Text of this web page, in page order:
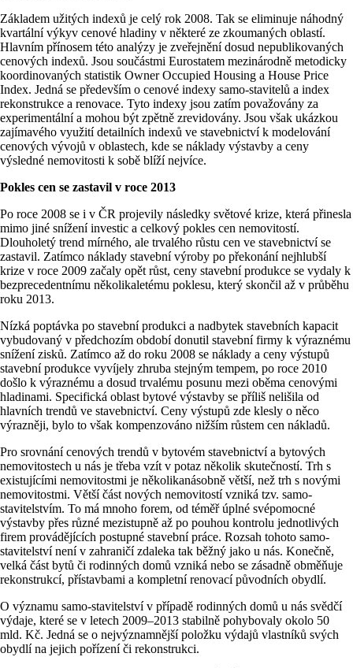
Základem užitých indexů je celý rok 2008. Tak se eliminuje náhodný
kvartální výkyv cenové hladiny v některé ze zkoumaných oblastí.
Hlavním přínosem této analýzy je zveřejnění dosud nepublikovaných
cenových indexů. Jsou součástmi Eurostatem mezinárodně metodicky
koordinovaných statistik Owner Occupied Housing a House Price
Index. Jedná se především o cenové indexy samo-stavitelů a index
rekonstrukce a renovace. Tyto indexy jsou zatím považovány za
experimentální a mohou být zpětně zrevidovány. Jsou však ukázkou
zajímavého využití detailních indexů ve stavebnictví k modelování
cenových vývojů v oblastech, kde se náklady výstavby a ceny
výsledné nemovitosti k sobě blíží nejvíce.
Pokles cen se zastavil v roce 2013
Po roce 2008 se i v ČR projevily následky světové krize, která přinesla
mimo jiné snížení investic a celkový pokles cen nemovitostí.
Dlouholetý trend mírného, ale trvalého růstu cen ve stavebnictví se
zastavil. Zatímco náklady stavební výroby po překonání nejhlubší
krize v roce 2009 začaly opět růst, ceny stavební produkce se vydaly k
bezprecedentnímu několikaletému poklesu, který skončil až v průběhu
roku 2013.
Nízká poptávka po stavební produkci a nadbytek stavebních kapacit
vybudovaný v předchozím období donutil stavební firmy k výraznému
snížení zisků. Zatímco až do roku 2008 se náklady a ceny výstupů
stavební produkce vyvíjely zhruba stejným tempem, po roce 2010
došlo k výraznému a dosud trvalému posunu mezi oběma cenovými
hladinami. Specifická oblast bytové výstavby se příliš nelišila od
hlavních trendů ve stavebnictví. Ceny výstupů zde klesly o něco
výrazněji, bylo to však kompenzováno nižším růstem cen nákladů.
Pro srovnání cenových trendů v bytovém stavebnictví a bytových
nemovitostech u nás je třeba vzít v potaz několik skutečností. Trh s
existujícími nemovitostmi je několikanásobně větší, než trh s novými
nemovitostmi. Větší část nových nemovitostí vzniká tzv. samo-
stavitelstvím. To má mnoho forem, od téměř úplné svépomocné
výstavby přes různé mezistupně až po pouhou kontrolu jednotlivých
firem provádějících postupné stavební práce. Rozsah tohoto samo-
stavitelství není v zahraničí zdaleka tak běžný jako u nás. Konečně,
velká část bytů či rodinných domů vzniká nebo se zásadně obměňuje
rekonstrukcí, přístavbami a kompletní renovací původních obydlí.
O významu samo-stavitelství v případě rodinných domů u nás svědčí
výdaje, které se v letech 2009–2013 stabilně pohybovaly okolo 50
mld. Kč. Jedná se o nejvýznamnější položku výdajů vlastníků svých
obydlí na jejich pořízení či rekonstrukci.